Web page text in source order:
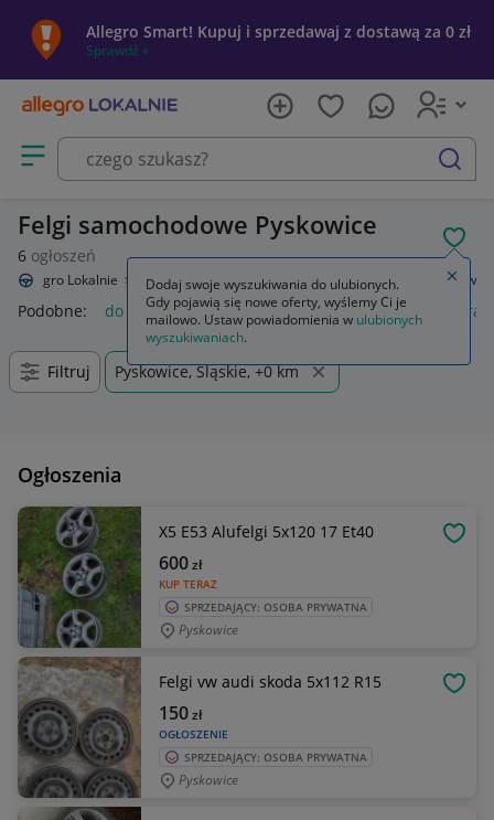
Allegro Smart! Kupuj i sprzedawaj z dostawą za 0 zł
Sprawdź »
Otwórz menu z kategoriami
szukaj
Felgi samochodowe Pyskowice
6 ogłoszeń
Allegro Lokalnie Motoryzacja Opony i felgi Felgi Do samochodów
Podobne: do samochodów gaśnica samochodowa kamera
Filtruj Pyskowice, Śląskie, +0 km
Ogłoszenia
X5 E53 Alufelgi 5x120 17 Et40
KUP TERAZ
600zł
SPRZEDAJĄCY: OSOBA PRYWATNA
Pyskowice
Felgi vw audi skoda 5x112 R15
OGŁOSZENIE
150zł
SPRZEDAJĄCY: OSOBA PRYWATNA
Pyskowice
Dodaj swoje wyszukiwania do ulubionych.
Gdy pojawią się nowe oferty, wyślemy Ci je
mailowo. Ustaw powiadomienia w ulubionych
wyszukiwaniach.